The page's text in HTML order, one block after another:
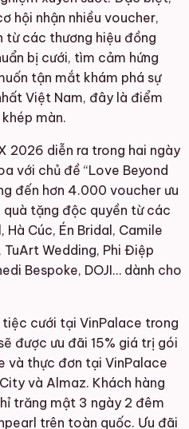
hội nhận nhiều voucher,
từ các thương hiệu đồng
bị cưới, tìm cảm hứng
tận mắt khám phá sự
Việt Nam, đây là điểm
màn.
2026 diễn ra trong hai ngày
với chủ đề “Love Beyond
đến hơn 4.000 voucher ưu
tặng độc quyền từ các
Hà Cúc, Én Bridal, Camile
TuArt Wedding, Phi Điệp
Bespoke, DOJI… dành cho
cưới tại VinPalace trong
được ưu đãi 15% giá trị gói
và thực đơn tại VinPalace
và Almaz. Khách hàng
trăng mật 3 ngày 2 đêm
trên toàn quốc. Ưu đãi